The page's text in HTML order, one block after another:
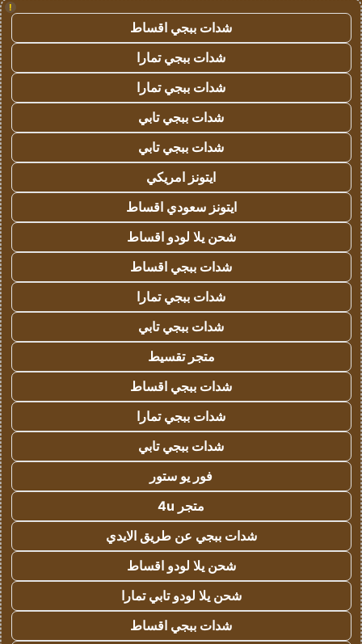
!
شدات ببجي اقساط
شدات ببجي تمارا
شدات ببجي تمارا
شدات ببجي تابي
شدات ببجي تابي
ايتونز امريكي
ايتونز سعودي اقساط
شحن يلا لودو اقساط
شدات ببجي اقساط
شدات ببجي تمارا
شدات ببجي تابي
متجر تقسيط
شدات ببجي اقساط
شدات ببجي تمارا
شدات ببجي تابي
فور يو ستور
متجر 4u
شدات ببجي عن طريق الايدي
شحن يلا لودو اقساط
شحن يلا لودو تابي تمارا
شدات ببجي اقساط